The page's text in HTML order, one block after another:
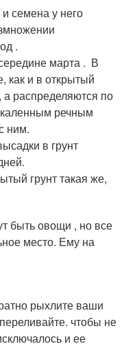
семена у него
.
марта . В
как и в открытый
а распределяются по
речным
ним.
в грунт
грунт такая же,
быть овощи , но все
место. Ему на
рыхлите ваши
чтобы не
и ее